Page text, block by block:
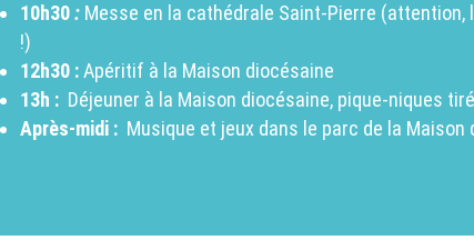
10h30: Messe en la cathédrale Saint-Pierre (attention,
!)
12h30 :Apéritif à la Maison diocésaine
13h :Déjeuner à la Maison diocésaine, pique-niques
Après-midi : Musique et jeux dans le parc de la Maison